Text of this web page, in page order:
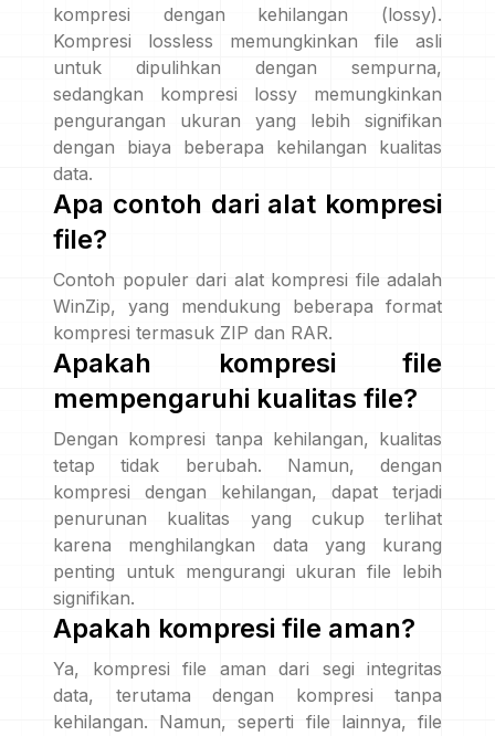
kompresi dengan kehilangan (lossy).
Kompresi lossless memungkinkan file asli
untuk dipulihkan dengan sempurna,
sedangkan kompresi lossy memungkinkan
pengurangan ukuran yang lebih signifikan
dengan biaya beberapa kehilangan kualitas
data.
Apa contoh dari alat kompresi
file?
Contoh populer dari alat kompresi file adalah
WinZip, yang mendukung beberapa format
kompresi termasuk ZIP dan RAR.
Apakah kompresi file
mempengaruhi kualitas file?
Dengan kompresi tanpa kehilangan, kualitas
tetap tidak berubah. Namun, dengan
kompresi dengan kehilangan, dapat terjadi
penurunan kualitas yang cukup terlihat
karena menghilangkan data yang kurang
penting untuk mengurangi ukuran file lebih
signifikan.
Apakah kompresi file aman?
Ya, kompresi file aman dari segi integritas
data, terutama dengan kompresi tanpa
kehilangan. Namun, seperti file lainnya, file